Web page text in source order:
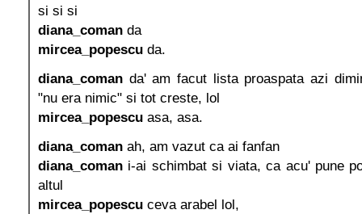
si si si
diana_coman da
mircea_popescu da.
diana_coman da' am facut lista proaspata azi
"nu era nimic" si tot creste, lol
mircea_popescu asa, asa.
diana_coman ah, am vazut ca ai fanfan
diana_coman i-ai schimbat si viata, ca acu' pune
altul
mircea_popescu ceva arabel lol,